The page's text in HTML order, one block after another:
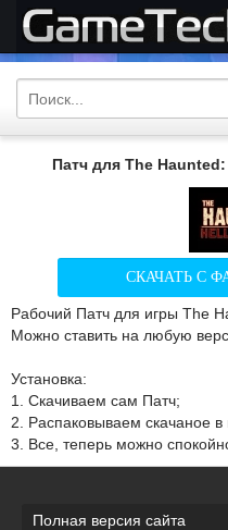
Патч для The
СКАЧАТЬ С
Рабочий Патч для игры The
Можно ставить на любую
Установка:
1. Скачиваем сам Патч;
2. Распаковываем скачаное в
3. Все, теперь можно
Полная версия сайта